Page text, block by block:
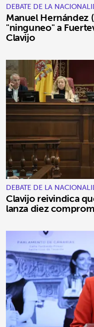
DEBATE DE LA
Manuel Hernández
"ninguneo" a
Clavijo
DEBATE DE LA
Clavijo reivindica
lanza diez